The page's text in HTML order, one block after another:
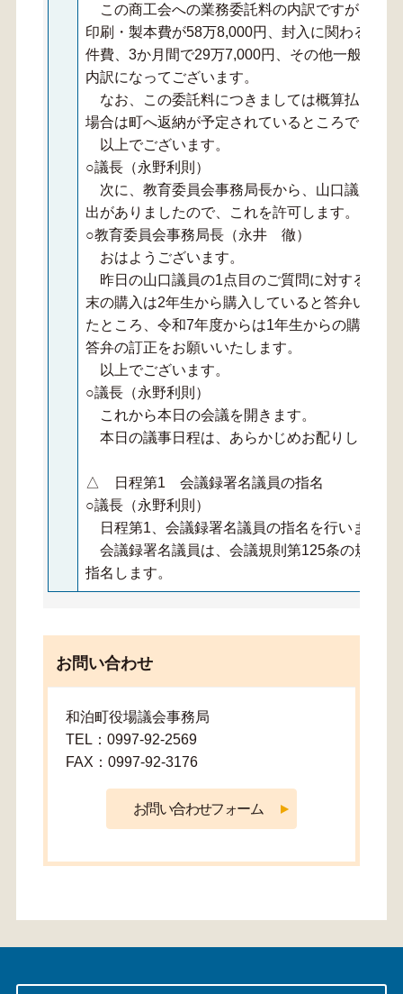
この商工会への業務委託料の内訳ですが、商
印刷・製本費が58万8,000円、封入に関わる人
件費、3か月間で29万7,000円、その他一般事務
内訳になってございます。
なお、この委託料につきましては概算払いと
場合は町へ返納が予定されているところでござ
以上でございます。
○議長（永野利則）
次に、教育委員会事務局長から、山口議員の
出がありましたので、これを許可します。
○教育委員会事務局長（永井 徹）
おはようございます。
昨日の山口議員の1点目のご質問に対する答弁
末の購入は2年生から購入していると答弁いた
たところ、令和7年度からは1年生からの購入を
答弁の訂正をお願いいたします。
以上でございます。
○議長（永野利則）
これから本日の会議を開きます。
本日の議事日程は、あらかじめお配りしたと
△ 日程第1 会議録署名議員の指名
○議長（永野利則）
日程第1、会議録署名議員の指名を行います。
会議録署名議員は、会議規則第125条の規定に
指名します。
お問い合わせ
和泊町役場議会事務局
TEL：0997-92-2569
FAX：0997-92-3176